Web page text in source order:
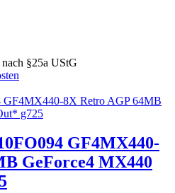
§25a UStG
GF4MX440-
GeForce4 MX440